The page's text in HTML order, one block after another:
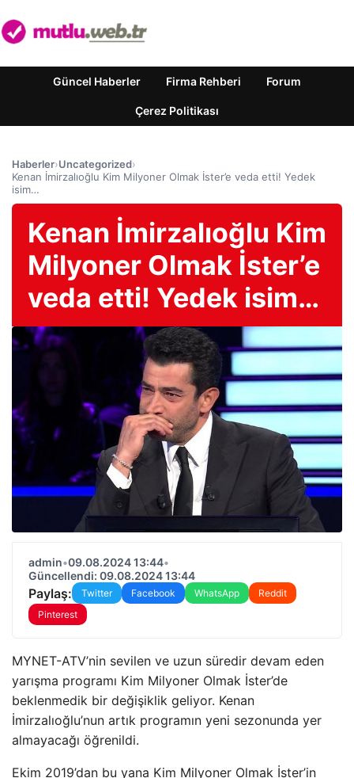
Güncel Haberler Firma Rehberi Forum
Çerez Politikası
Haberler›Uncategorized›
Kenan İmirzalıoğlu Kim Milyoner Olmak İster’e veda etti! Yedek
isim…
Kenan İmirzalıoğlu Kim
Milyoner Olmak İster’e
veda etti! Yedek isim…
admin•09.08.2024 13:44•
Güncellendi: 09.08.2024 13:44
Paylaş: Twitter Facebook WhatsApp
Reddit
Pinterest
MYNET-ATV’nin sevilen ve uzun süredir devam eden
yarışma programı Kim Milyoner Olmak İster’de
beklenmedik bir değişiklik geliyor. Kenan
İmirzalıoğlu’nun artık programın yeni sezonunda yer
almayacağı öğrenildi.
Ekim 2019’dan bu yana Kim Milyoner Olmak İster’in